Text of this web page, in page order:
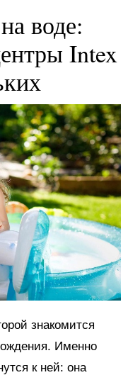
воде:
Intex
знакомится
Именно
к ней: она